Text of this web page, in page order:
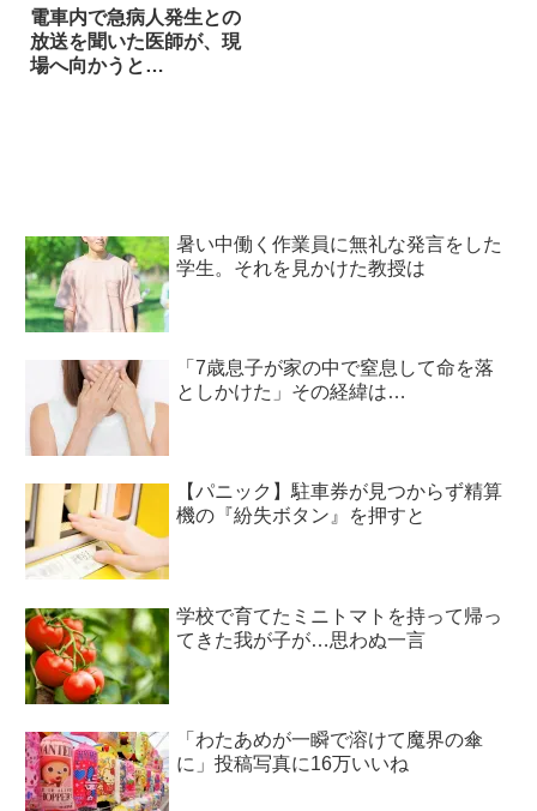
電車内で急病人発生との
放送を聞いた医師が、現
場へ向かうと…
暑い中働く作業員に無礼な発言をした
学生。それを見かけた教授は
「7歳息子が家の中で窒息して命を落
としかけた」その経緯は…
【パニック】駐車券が見つからず精算
機の『紛失ボタン』を押すと
学校で育てたミニトマトを持って帰っ
てきた我が子が…思わぬ一言
「わたあめが一瞬で溶けて魔界の傘
に」投稿写真に16万いいね